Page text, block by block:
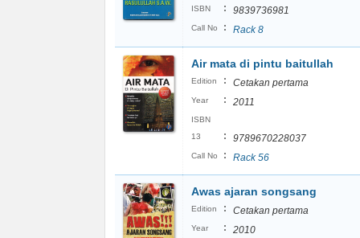
ISBN : 9839736981
Call No : Rack 8
Air mata di pintu baitullah
Edition : Cetakan pertama
Year : 2011
ISBN
13
: 9789670228037
Call No : Rack 56
Awas ajaran songsang
Edition : Cetakan pertama
Year : 2010